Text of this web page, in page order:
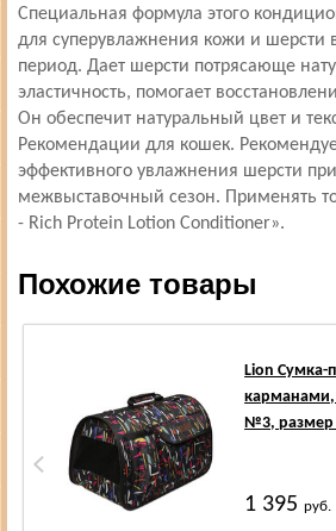
Специальная формула этого
для суперувлажнения кожи и шерсти
период. Дает шерсти потрясающе
эластичность, помогает
Он обеспечит натуральный цвет и
Рекомендации для кошек.
эффективного увлажнения шерсти
межвыставочный сезон. Применять
- Rich Protein Lotion Conditioner».
Похожие товары
Lion Сумка-
№3, размер
1 395руб.